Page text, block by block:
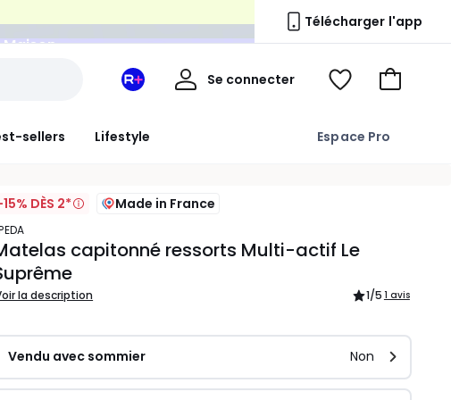
Télécharger l'app
sellers Lifestyle Espace Pro
Mon
Redoute
Se connecter
Mon
Voir
Aller
DÈS 2* Made in France
capitonné ressorts Multi-actif Le
la description 1/5 1 avis
Vendu avec sommier Non